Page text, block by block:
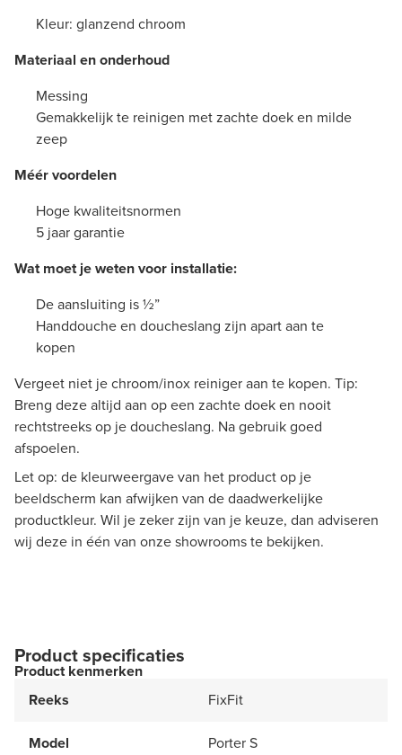
Kleur: glanzend chroom
Materiaal en onderhoud
Messing
Gemakkelijk te reinigen met zachte doek en milde
zeep
Méér voordelen
Hoge kwaliteitsnormen
5 jaar garantie
Wat moet je weten voor installatie:
De aansluiting is ½”
Handdouche en doucheslang zijn apart aan te
kopen
Vergeet niet je chroom/inox reiniger aan te kopen. Tip:
Breng deze altijd aan op een zachte doek en nooit
rechtstreeks op je doucheslang. Na gebruik goed
afspoelen.
Let op: de kleurweergave van het product op je
beeldscherm kan afwijken van de daadwerkelijke
productkleur. Wil je zeker zijn van je keuze, dan adviseren
wij deze in één van onze showrooms te bekijken.
Product specificaties
Product kenmerken
Reeks
FixFit
Model Porter S